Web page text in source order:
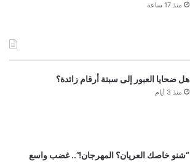
منذ 17 ساعة
هل ضحايا العبور إلى سبتة أرقام زائدة؟
منذ 3 أيام
“شنو خاصك العريان؟ المهرجان!”.. غضب واسع